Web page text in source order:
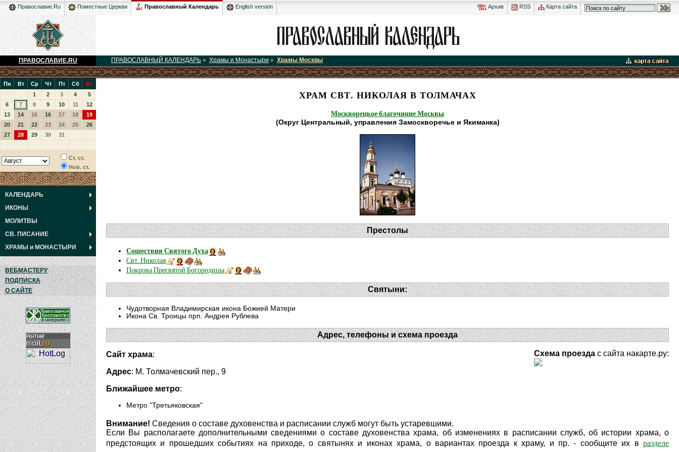
Архив RSS Карта сайта
Православие.Ru Поместные Церкви Православный Календарь English version
ПРАВОСЛАВИЕ.RU ПРАВОСЛАВНЫЙ КАЛЕНДАРЬ » Храмы и Монастыри » Храмы Москвы
Пн Вт Ср Чт Пт Сб
Вс
1
2 3 4
5
6
7 8 9 10 11
12
13
14 15 16 17 18
19
20
21 22 23 24 25
26
27
28 29 30 31
Ст. ст.
Нов. ст.
КАЛЕНДАРЬ
ИКОНЫ
МОЛИТВЫ
СВ. ПИСАНИЕ
ХРАМЫ и МОНАСТЫРИ
ВЕБМАСТЕРУ
ПОДПИСКА
О САЙТЕ
ХРАМ СВТ. НИКОЛАЯ В ТОЛМАЧАХ
Москворецкое благочиние Москвы
(Округ Центральный, управления Замоскворечье и Якиманка)
Престолы
Сошествия Святого Духа
Свт. Николая
Покрова Пресвятой Богородицы
Святыни:
Чудотворная Владимирская икона Божией Матери
Икона Св. Троицы прп. Андрея Рублева
Адрес, телефоны и схема проезда
Схема проезда с сайта накарте.ру:
Сайт храма:
Адрес: М. Толмачевский пер., 9
Ближайшее метро:
Метро "Третьяковская"
Внимание! Сведения о составе духовенства и расписании служб могут быть устаревшими.
Если Вы располагаете дополнительными сведениями о составе духовенства храма, об изменениях в расписании служб, об истории храма, о
предстоящих и прошедших событиях на приходе, о святынях и иконах храма, о вариантах проезда к храму, и пр. - сообщите их в разделе